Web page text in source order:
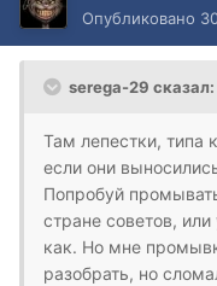
Опубликовано
serega-29 сказал:
Там лепестки, типа
если они
Попробуй
стране советов,
как. Но мне
разобрать, но